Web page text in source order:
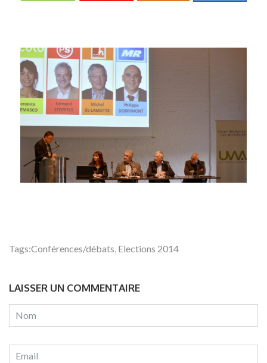
Tags:Conférences/débats Elections 2014
LAISSER UN COMMENTAIRE